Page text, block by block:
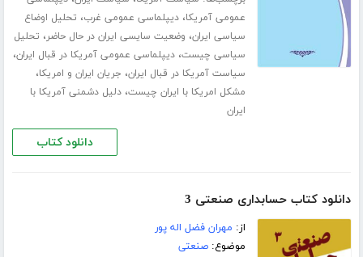
عمومی آمریکا،دیپلماسی عمومی غرب، تحلیل اوضاع
سیاسی ایران، وضعیت سایسی ایران در حال حاضر، تحلیل
سیاسی چیست،دیپلماسی عمومی آمریکا در قبال ایران،
سیاست آمریکا در قبال ایران، جریان ایران و امریکا،
مشکل امریکا با ایران چیست،دلیل دشمنی آمریکا با
ایران
دانلود کتاب
دانلود کتاب حسابداری صنعتی 3
از: مهران فضل اله پور
موضوع:صنعتی